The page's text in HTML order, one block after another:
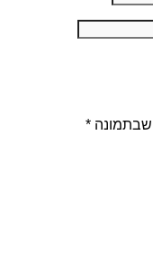
שבתמונה *